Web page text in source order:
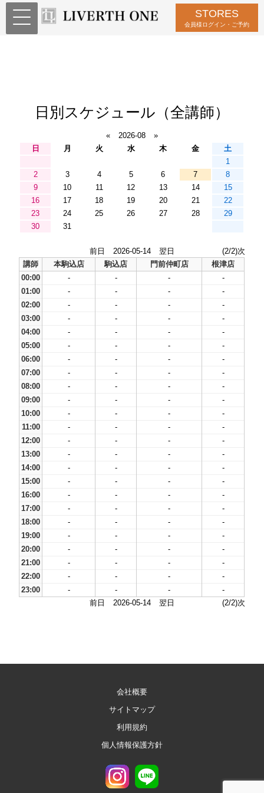
STORES
会員様ログイン・ご予約
日別スケジュール（全講師）
« 2026-08
»
日
月 火 水 木 金
土
1
2
3 4 5 6 7
8
9
10 11 12 13 14
15
16
17 18 19 20 21
22
23
24 25 26 27 28
29
30
31
前日 2026-05-14 翌日
(2/2)次
講師
本駒込店 駒込店 門前仲町店
根津店
00:00
- - -
-
01:00
- - -
-
02:00
- - -
-
03:00
- - -
-
04:00
- - -
-
05:00
- - -
-
06:00
- - -
-
07:00
- - -
-
08:00
- - -
-
09:00
- - -
-
10:00
- - -
-
11:00
- - -
-
12:00
- - -
-
13:00
- - -
-
14:00
- - -
-
15:00
- - -
-
16:00
- - -
-
17:00
- - -
-
18:00
- - -
-
19:00
- - -
-
20:00
- - -
-
21:00
- - -
-
22:00
- - -
-
23:00
- - -
-
前日
2026-05-14 翌日 (2/2)次
会社概要
サイトマップ
利用規約
個人情報保護方針